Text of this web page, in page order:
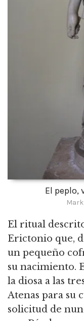
El peplo,
El ritual
Erictonio que,
un pequeño
su nacimiento.
la diosa a las
Atenas para su
solicitud de